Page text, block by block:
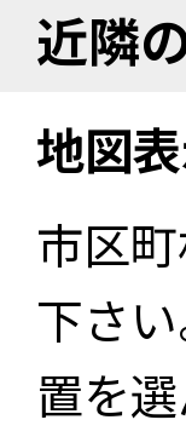
近隣
地図
市区
下さ
置を